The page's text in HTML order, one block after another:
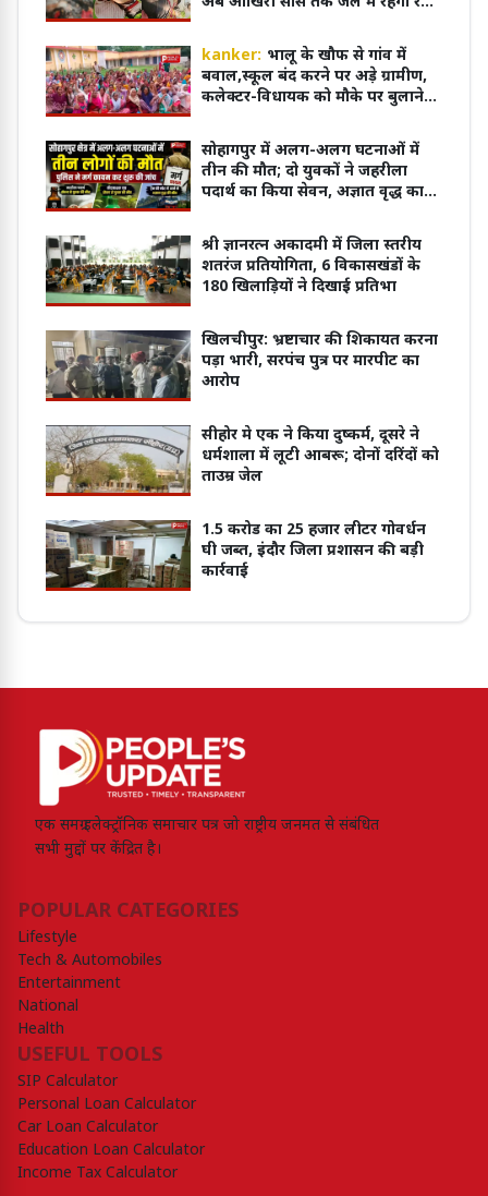
kanker: भालू के खौफ से गांव में
बवाल,स्कूल बंद करने पर अड़े ग्रामीण,
कलेक्टर-विधायक को मौके पर बुलाने
सोहागपुर में अलग-अलग घटनाओं में
तीन की मौत; दो युवकों ने जहरीला
पदार्थ का किया सेवन, अज्ञात वृद्ध का
श्री ज्ञानरत्न अकादमी में जिला स्तरीय
शतरंज प्रतियोगिता, 6 विकासखंडों के
180 खिलाड़ियों ने दिखाई प्रतिभा
खिलचीपुर: भ्रष्टाचार की शिकायत करना
पड़ा भारी, सरपंच पुत्र पर मारपीट का
आरोप
सीहोर मे एक ने किया दुष्कर्म, दूसरे ने
धर्मशाला में लूटी आबरू; दोनों दरिंदों को
ताउम्र जेल
1.5 करोड का 25 हजार लीटर गोवर्धन
घी जब्त, इंदौर जिला प्रशासन की बड़ी
कार्रवाई
एक समग्र इलेक्ट्रॉनिक समाचार पत्र जो राष्ट्रीय जनमत से संबंधित
सभी मुद्दों पर केंद्रित है।
POPULAR CATEGORIES
Lifestyle
Tech & Automobiles
Entertainment
National
Health
USEFUL TOOLS
SIP Calculator
Personal Loan Calculator
Car Loan Calculator
Education Loan Calculator
Income Tax Calculator